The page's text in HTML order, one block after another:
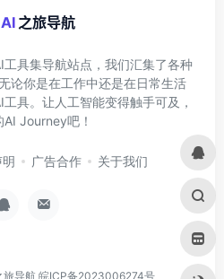
具集导航站点，我们汇集了各种
论你是在工作中还是在日常生活
具。让人工智能变得触手可及，
AI Journey吧！
广告合作 关于我们
旅导航 皖ICP备2023006274号